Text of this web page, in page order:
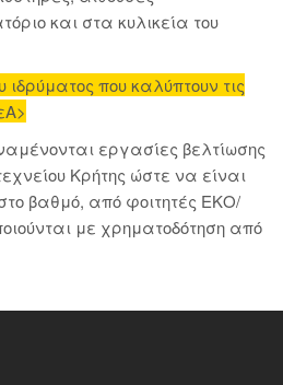
και στα κυλικεία του
που καλύπτουν τις
εργασίες βελτίωσης
Κρήτης ώστε να είναι
βαθμό, από φοιτητές ΕΚΟ/
με χρηματοδότηση από